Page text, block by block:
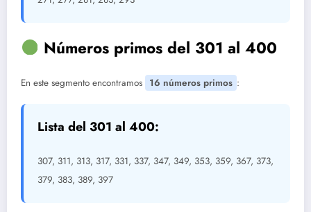
Números primos del 301 al 400
En este segmento encontramos 16 números primos :
Lista del 301 al 400:
307, 311, 313, 317, 331, 337, 347, 349, 353, 359, 367, 373,
379, 383, 389, 397